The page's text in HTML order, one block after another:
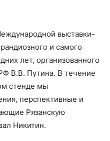
выставки-
и самого
лет, организованного
В.В. Путина. В течение
стенде мы
перспективные и
Рязанскую
Никитин.